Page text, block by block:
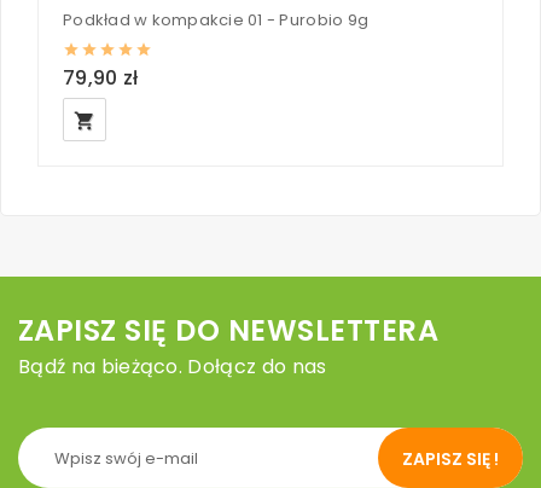
Podkład w kompakcie 01 - Purobio 9g
79,90 zł
local_grocery_store
ZAPISZ SIĘ DO NEWSLETTERA
Bądź na bieżąco. Dołącz do nas
ZAPISZ SIĘ !